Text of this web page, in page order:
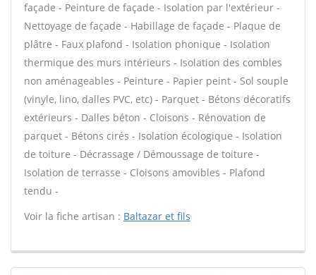
façade - Peinture de façade - Isolation par l'extérieur -
Nettoyage de façade - Habillage de façade - Plaque de
plâtre - Faux plafond - Isolation phonique - Isolation
thermique des murs intérieurs - Isolation des combles
non aménageables - Peinture - Papier peint - Sol souple
(vinyle, lino, dalles PVC, etc) - Parquet - Bétons décoratifs
extérieurs - Dalles béton - Cloisons - Rénovation de
parquet - Bétons cirés - Isolation écologique - Isolation
de toiture - Décrassage / Démoussage de toiture -
Isolation de terrasse - Cloisons amovibles - Plafond
tendu -
Voir la fiche artisan : Baltazar et fils